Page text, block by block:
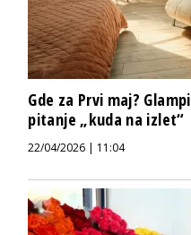
Gde za Prvi maj?
pitanje „kuda na izlet“
22/04/2026 | 11:04